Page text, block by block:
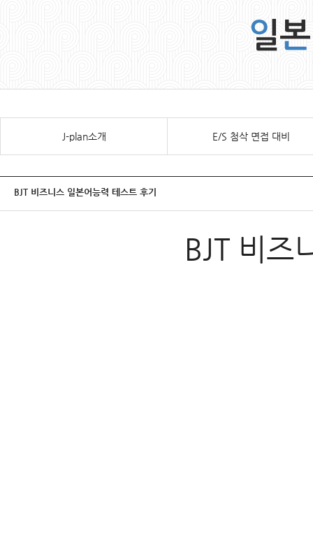
J-plan소개 E/S 첨삭 면접 대비
BJT 비즈니스 일본어능력 테스트 후기
BJT 비즈